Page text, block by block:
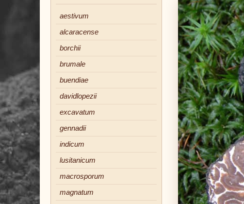
aestivum
alcaracense
borchii
brumale
buendiae
davidlopezii
excavatum
gennadii
indicum
lusitanicum
macrosporum
magnatum